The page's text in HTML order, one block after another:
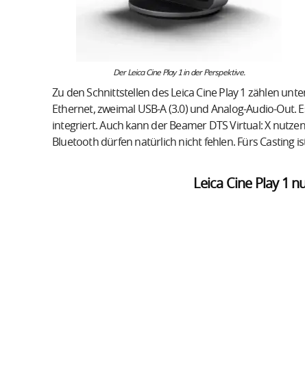
Der Leica Cine Play 1 in der Perspektive.
Zu den Schnittstellen des Leica Cine Play 1 zählen
Ethernet, zweimal USB-A (3.0) und Analog-Audio-
integriert. Auch kann der Beamer DTS Virtual: X
Bluetooth dürfen natürlich nicht fehlen. Fürs Casting
Leica Cine Play 1